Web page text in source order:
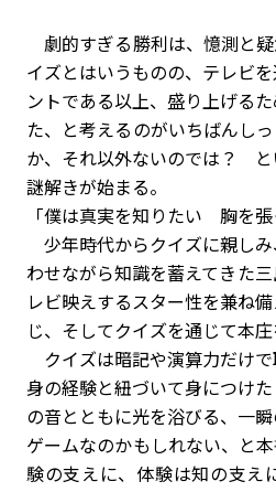
劇的すぎる勝利は、憶測と
イズとはいうものの、テレビ
ントである以上、盛り上げるた
た、と考えるのがいちばんし
か、それ以外ないのでは？ と
謎解きが始まる。
「僕は真実を知りたい 胸を張
少年時代からクイズに親し
わせながら知識を蓄えてきた
レビ映えするスター性を兼ね
じ、そしてクイズを通じて本
クイズは暗記や演算力だけ
身の経験と紐づいて身につけた
の音とともに光を浴びる、一
ゲームなのかもしれない、と
験の支えに、体験は知の支え